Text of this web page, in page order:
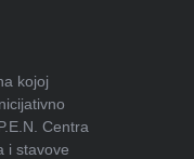
kojoj
Centra
i stavove